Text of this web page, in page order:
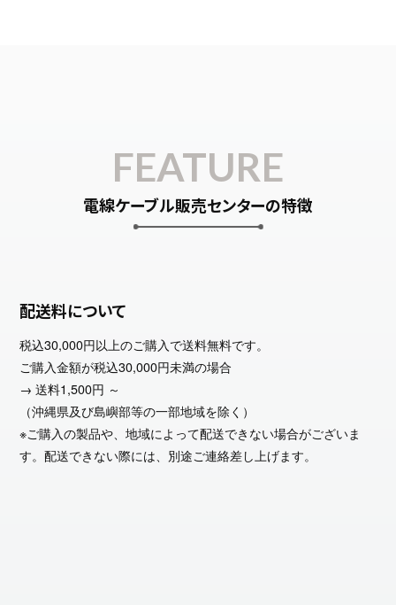
FEATURE
電線ケーブル販売センターの特徴
配送料について
税込30,000円以上のご購入で送料無料です。
ご購入金額が税込30,000円未満の場合
→ 送料1,500円 ～
（沖縄県及び島嶼部等の一部地域を除く）
※ご購入の製品や、地域によって配送できない場合がございま
す。配送できない際には、別途ご連絡差し上げます。